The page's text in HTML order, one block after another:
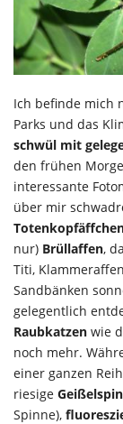
Ich befinde mich
Parks und das
schwül mit
den frühen
interessante
über mir
nur) Brüllaffen,
Titi,
Sandbänken
gelegentlich
Raubkatzen wie
noch mehr.
einer ganzen
riesige
Spinne),